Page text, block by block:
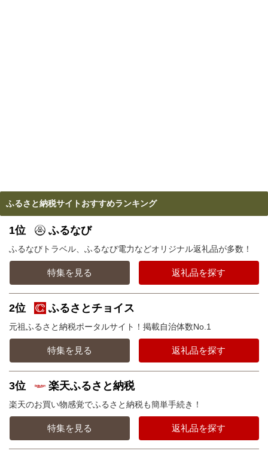
ふるさと納税サイトおすすめランキング
1位 ふるなび
ふるなびトラベル、ふるなび電力などオリジナル返礼品が多数！
特集を見る 返礼品を探す
2位 ふるさとチョイス
元祖ふるさと納税ポータルサイト！掲載自治体数No.1
特集を見る 返礼品を探す
3位 楽天ふるさと納税
楽天のお買い物感覚でふるさと納税も簡単手続き！
特集を見る 返礼品を探す